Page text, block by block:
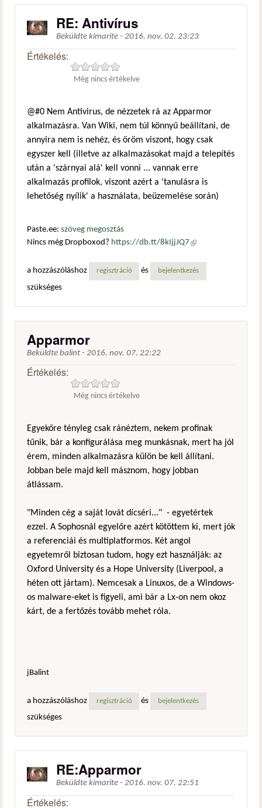
RE: Antivírus
Beküldte kimarite - 2016. nov. 02. 23:23
Értékelés:
Még nincs értékelve
@#0 Nem Antivirus, de nézzetek rá az Apparmor
alkalmazásra. Van Wiki, nem túl könnyű beállítani, de
annyira nem is nehéz, és öröm viszont, hogy csak
egyszer kell (illetve az alkalmazásokat majd a telepítés
után a 'szárnyai alá' kell vonni ... vannak erre
alkalmazás profilok, viszont azért a 'tanulásra is
lehetőség nyílik' a használata, beüzemelése során)
Paste.ee: szöveg megosztás
Nincs még Dropboxod? https://db.tt/8kIjjJQ7 (külső
a hozzászóláshoz
regisztráció és bejelentkezés
szükséges
Apparmor
Beküldte balint - 2016. nov. 07. 22:22
Értékelés:
Még nincs értékelve
Egyekőre tényleg csak ránéztem, nekem profinak
tűnik, bár a konfigurálása meg munkásnak, mert ha jól
érem, minden alkalmazásra külön be kell állítani.
Jobban bele majd kell másznom, hogy jobban
átlássam.
"Minden cég a saját lovát dícséri..." - egyetértek
ezzel. A Sophosnál egyelőre azért kötöttem ki, mert jók
a referenciái és multiplatformos. Két angol
egyetemről biztosan tudom, hogy ezt használják: az
Oxford University és a Hope University (Liverpool, a
héten ott jártam). Nemcesak a Linuxos, de a Windows-
os malware-eket is figyeli, ami bár a Lx-on nem okoz
kárt, de a fertőzés tovább mehet róla.
jBalint
a hozzászóláshoz regisztráció és bejelentkezés
szükséges
RE:Apparmor
Beküldte kimarite - 2016. nov. 07. 22:51
Értékelés: